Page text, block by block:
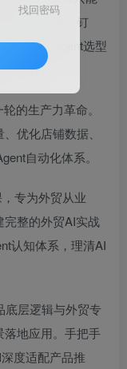
分散，微信、钉
队不会Agent选型
产力。
的生产力革命。
优化店铺数据、
自动化体系。
专为外贸从业
整的外贸AI实战
认知体系，理清AI
底层逻辑与外贸专
落地应用。手把手
度适配产品推
找回密码